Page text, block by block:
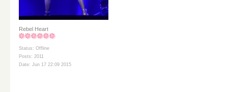
Rebel Heart
Status: Offline
Posts: 2011
Date: Jun 17 22:09 2015